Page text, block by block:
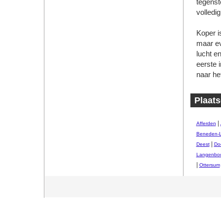
Koper
maar
lucht
eerste
naar
Afferden
Beneden-
Deest|
Ottersum